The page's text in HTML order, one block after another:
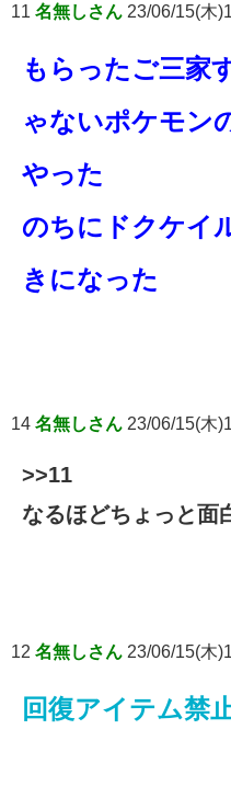
11 名無しさん 23/06/15(木
もらったご三家
ゃないポケモン
やった
のちにドクケイ
きになった
14 名無しさん 23/06/15(木
>>11
なるほどちょっと面
12 名無しさん 23/06/15(木
回復アイテム禁